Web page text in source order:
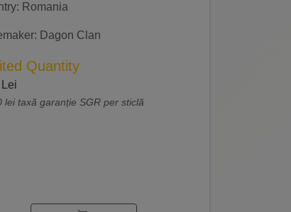
Romania
Dagon Clan
Quantity
lei taxă garanție SGR per sticlă